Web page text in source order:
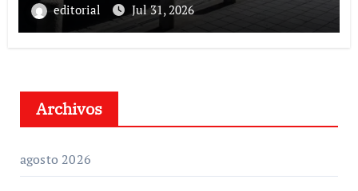
editorial Jul 31, 2026
Archivos
agosto 2026